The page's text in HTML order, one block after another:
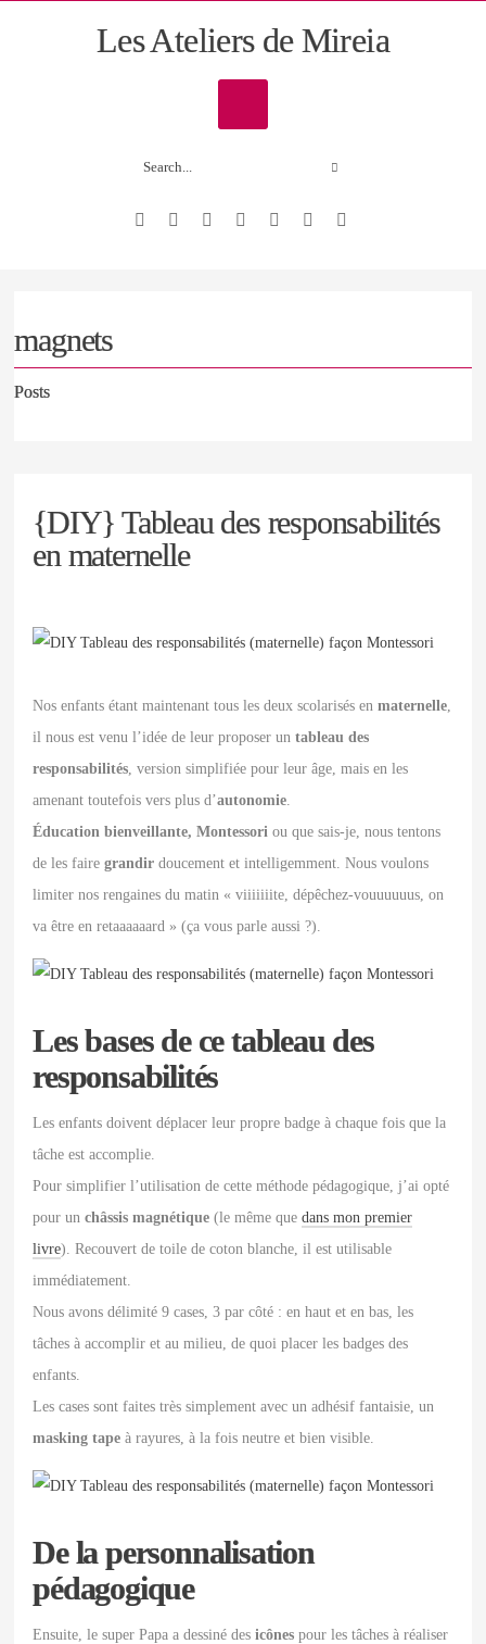
Les Ateliers de Mireia
magnets
Posts
{DIY} Tableau des responsabilités
en maternelle
Nos enfants étant maintenant tous les deux scolarisés enmaternelle,
il nous est venu l’idée de leur proposer untableau des
responsabilités, version simplifiée pour leur âge, mais en les
amenant toutefois vers plus d’autonomie.
Éducation bienveillante, Montessori ou que sais-je, nous tentons
de les fairegrandir doucement et intelligemment. Nous voulons
limiter nos rengaines du matin « viiiiiiite, dépêchez-vouuuuuus, on
va être en retaaaaaard » (ça vous parle aussi ?).
Les bases de ce tableau des
responsabilités
Les enfants doivent déplacer leur propre badge à chaque fois que la
tâche est accomplie.
Pour simplifier l’utilisation de cette méthode pédagogique, j’ai opté
pour unchâssis magnétique (le même quedans mon premier
livre). Recouvert de toile de coton blanche, il est utilisable
immédiatement.
Nous avons délimité 9 cases, 3 par côté : en haut et en bas, les
tâches à accomplir et au milieu, de quoi placer les badges des
enfants.
Les cases sont faites très simplement avec un adhésif fantaisie, un
masking tape à rayures, à la fois neutre et bien visible.
De la personnalisation
pédagogique
Ensuite, le super Papa a dessiné desicônes pour les tâches à réaliser